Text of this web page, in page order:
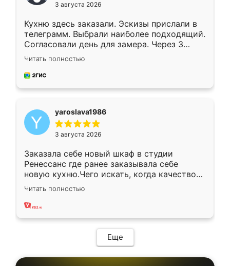
3 августа 2026
Кухню здесь заказали. Эскизы прислали в
телеграмм. Выбрали наиболее подходящий.
Согласовали день для замера. Через 3
недели кухня была уже готова. Остались
довольны работой. Спасибо Ренессанс
мебель за качественную работу!
Читать полностью
yaroslava1986
3 августа 2026
Заказала себе новый шкаф в студии
Ренессанс где ранее заказывала себе
новую кухню.Чего искать, когда качеством
вполне довольна. Служит кухня уже почти
два года, нареканий нет.
Читать полностью
Еще